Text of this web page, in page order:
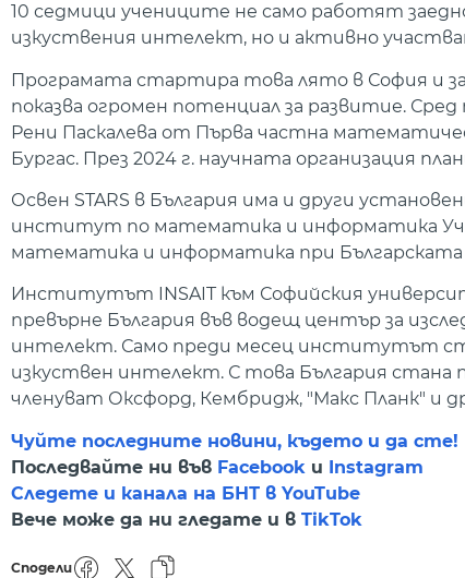
10 седмици учениците не само работят
изкуствения интелект, но и активно
Програмата стартира това лято в София и
показва огромен потенциал за развитие.
Рени Паскалева от Първа частна
Бургас. През 2024 г. научната организация
Освен STARS в България има и други
институт по математика и информатика
математика и информатика при
Институтът INSAIT към Софийския
превърне България във водещ център за
интелект. Само преди месец институтът
изкуствен интелект. С това България стана
членуват Оксфорд, Кембридж, "Макс Планк" и
Чуйте последните новини, където и да сте!
Последвайте ни във Facebook и Instagram
Следете и канала на БНТ в YouTube
Вече може да ни гледате и в TikTok
Сподели